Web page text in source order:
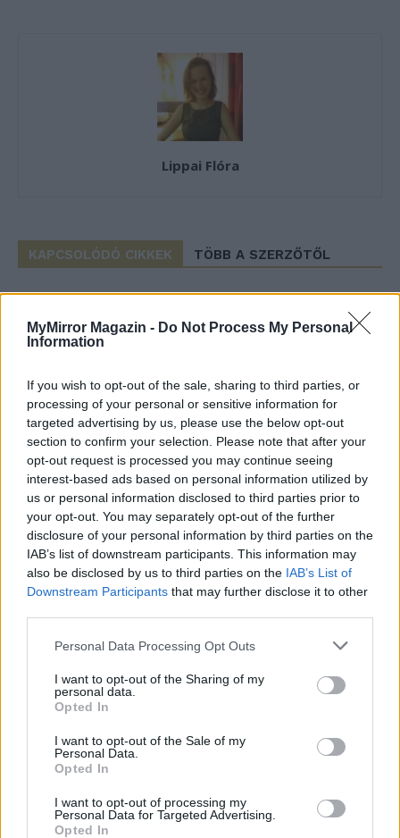
MyMirror Magazin - Do Not Process My Personal
Information
If you wish to opt-out of the sale, sharing to third parties, or
processing of your personal or sensitive information for
targeted advertising by us, please use the below opt-out
section to confirm your selection. Please note that after your
opt-out request is processed you may continue seeing
interest-based ads based on personal information utilized by
us or personal information disclosed to third parties prior to
your opt-out. You may separately opt-out of the further
disclosure of your personal information by third parties on the
IAB’s list of downstream participants. This information may
also be disclosed by us to third parties on the IAB’s List of
Downstream Participants that may further disclose it to other
Personal Data Processing Opt Outs
I want to opt-out of the Sharing of my
personal data.
Opted In
I want to opt-out of the Sale of my
Personal Data.
Opted In
I want to opt-out of processing my
Personal Data for Targeted Advertising.
Opted In
Lippai Flóra
KAPCSOLÓDÓ CIKKEK TÖBB A SZERZŐTŐL
Heti horoszkóp december 15-21-ig
Trollok árnyékában
HOZZÁSZÓLOK A CIKKHEZ